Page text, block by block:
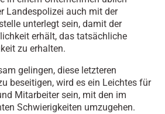
Landespolizei auch mit der
unterlegt sein, damit der
erhält, das tatsächliche
zu erhalten.
gelingen, diese letzteren
beseitigen, wird es ein Leichtes für
Mitarbeiter sein, mit den im
Schwierigkeiten umzugehen.